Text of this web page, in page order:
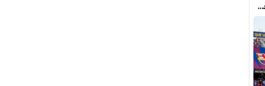
عرض برشلونة يقترب … والسيتي يحدد الرقم النهائي لبيع رودري